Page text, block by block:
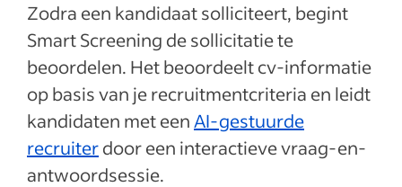
Zodra een kandidaat solliciteert, begint
Smart Screening de sollicitatie te
beoordelen. Het beoordeelt cv-informatie
op basis van je recruitmentcriteria en leidt
kandidaten met eenAI-gestuurde
recruiterdoor een interactieve vraag-en-
antwoordsessie.